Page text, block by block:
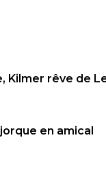
Kilmer rêve de
en amical